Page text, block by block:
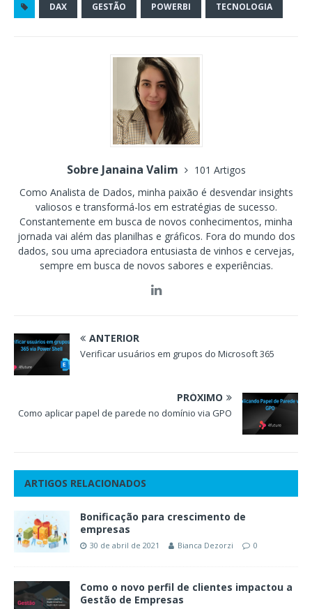
DAX GESTÃO POWERBI TECNOLOGIA
Sobre Janaina Valim
101 Artigos
Como Analista de Dados, minha paixão é desvendar insights
valiosos e transformá-los em estratégias de sucesso.
Constantemente em busca de novos conhecimentos, minha
jornada vai além das planilhas e gráficos. Fora do mundo dos
dados, sou uma apreciadora entusiasta de vinhos e cervejas,
sempre em busca de novos sabores e experiências.
ANTERIOR
Verificar usuários em grupos do Microsoft 365
PRÓXIMO
Como aplicar papel de parede no domínio via GPO
ARTIGOS RELACIONADOS
Bonificação para crescimento de
empresas
30 de abril de 2021 Bianca Dezorzi 0
Como o novo perfil de clientes impactou a
Gestão de Empresas